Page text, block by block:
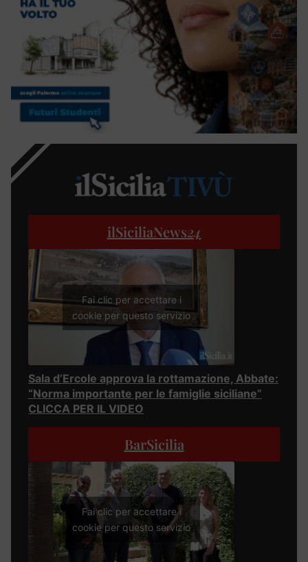
ilSiciliaNews24
Fai clic per accettare i
cookie per questo servizio
Sala d’Ercole approva la rottamazione, Abbate:
“Norma importante per le famiglie siciliane”
CLICCA PER IL VIDEO
BarSicilia
Fai clic per accettare i
cookie per questo servizio